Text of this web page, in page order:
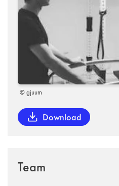
© gjuum
Download
Team